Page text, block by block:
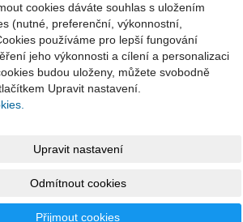
« zpět
cookies dáváte souhlas s uložením
(nutné, preferenční, výkonnostní,
používáme pro lepší fungování
jeho výkonnosti a cílení a personalizaci
budou uloženy, můžete svobodně
Upravit nastavení.
Upravit nastavení
Odmítnout cookies
Přijmout cookies